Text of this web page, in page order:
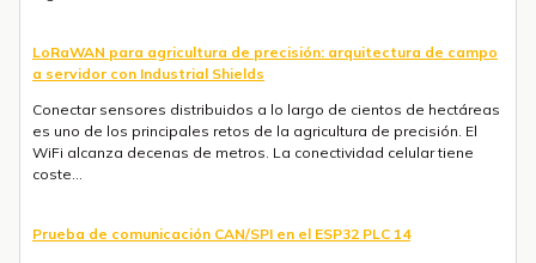
LoRaWAN para agricultura de precisión: arquitectura de campo
a servidor con Industrial Shields
Conectar sensores distribuidos a lo largo de cientos de hectáreas
es uno de los principales retos de la agricultura de precisión. El
WiFi alcanza decenas de metros. La conectividad celular tiene
coste...
Prueba de comunicación CAN/SPI en el ESP32 PLC 14